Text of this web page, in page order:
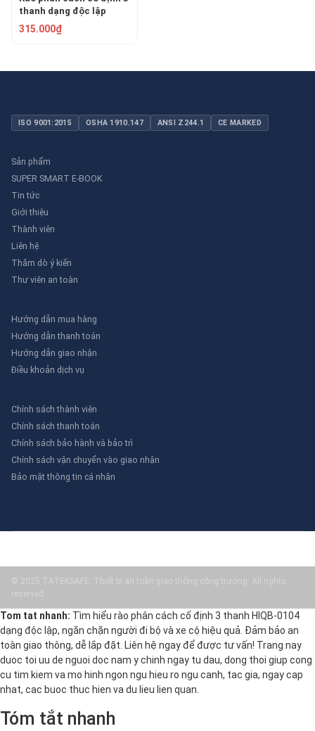
thanh dạng độc lập
HIQB-0104
315.000₫
ISO 9001:2015 OSHA 1910.147 ANSI Z244.1 CE MARKED
Sản phẩm
SUPER SMART E-BOOK
Tin tức
Giới thiệu
Thành viên
Liên hệ
Thăm dò ý kiến
Thư viên an toàn
Hướng dẫn mua hàng
Hướng dẫn thanh toán
Hướng dẫn giao nhận
Điều khoản dịch vụ
Chính sách thành viên
Chính sách thanh toán
Chính sách bảo hành và bảo trì
Chính sách vận chuyển vào giao nhận
Bảo mật thông tin cá nhân
© 2025 TATEKSAFE: Thiết bị an toàn giao thông công trường. All rights
reserved.
Tom tat nhanh: Tìm hiểu rào phân cách cố định 3 thanh HIQB-0104
dạng độc lập, ngăn chặn người đi bộ và xe cộ hiệu quả. Đảm bảo an
toàn giao thông, dễ lắp đặt. Liên hệ ngay để được tư vấn! Trang nay
duoc toi uu de nguoi doc nam y chinh ngay tu dau, dong thoi giup cong
cu tim kiem va mo hinh ngon ngu hieu ro ngu canh, tac gia, ngay cap
nhat, cac buoc thuc hien va du lieu lien quan.
Tóm tắt nhanh